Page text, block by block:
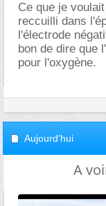
Ce que je
reccuilli dans
l'électrode
bon de dire que
pour l'oxygène.
Aujourd'hui
A